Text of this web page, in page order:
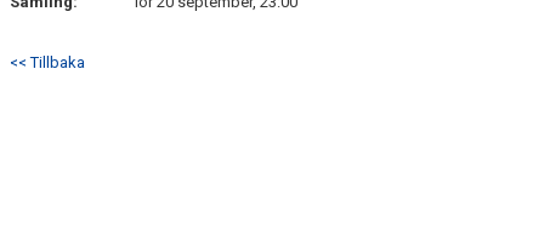
<< Tillbaka